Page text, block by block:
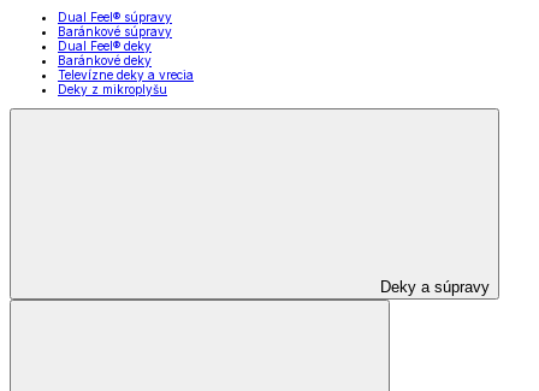
Dual Feel® súpravy
Baránkové súpravy
Dual Feel® deky
Baránkové deky
Televízne deky a vrecia
Deky z mikroplyšu
Deky a súpravy